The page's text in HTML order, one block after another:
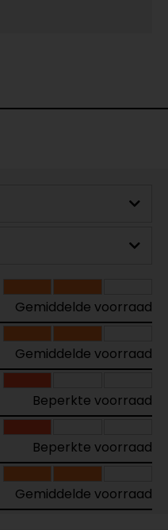
Gemiddelde voorraad
Gemiddelde voorraad
Beperkte voorraad
Beperkte voorraad
Gemiddelde voorraad